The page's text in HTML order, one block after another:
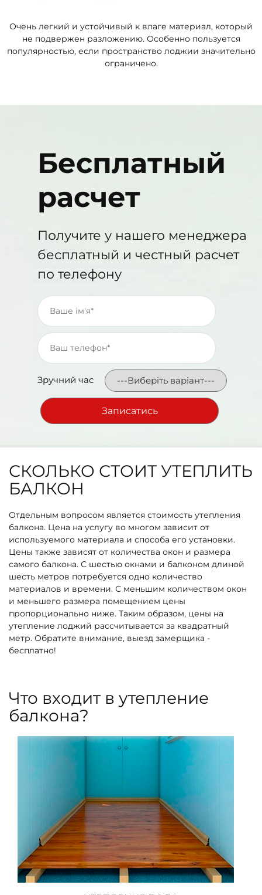
Очень легкий и устойчивый к влаге материал, который
не подвержен разложению. Особенно пользуется
популярностью, если пространство лоджии значительно
ограничено.
Бесплатный
расчет
Получите у нашего менеджера
бесплатный и честный расчет
по телефону
Зручний час
СКОЛЬКО СТОИТ УТЕПЛИТЬ
БАЛКОН
Отдельным вопросом является стоимость утепления
балкона. Цена на услугу во многом зависит от
используемого материала и способа его установки.
Цены также зависят от количества окон и размера
самого балкона. С шестью окнами и балконом длиной
шесть метров потребуется одно количество
материалов и времени. С меньшим количеством окон
и меньшего размера помещением цены
пропорционально ниже. Таким образом, цены на
утепление лоджий рассчитывается за квадратный
метр. Обратите внимание, выезд замерщика -
бесплатно!
Что входит в утепление
балкона?